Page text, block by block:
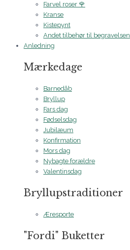
Farvel roser 🌹
Kranse
Kistepynt
Andet tilbehør til begravelsen
Anledning
Mærkedage
Barnedåb
Bryllup
Fars dag
Fødselsdag
Jubilæum
Konfirmation
Mors dag
Nybagte forældre
Valentinsdag
Bryllupstraditioner
Æresporte
"Fordi" Buketter